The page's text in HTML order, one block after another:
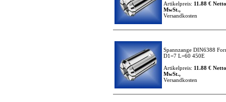
Artikelpreis: 11.88 €
MwSt.,
Versandkosten
Spannzange DIN6388
D1=7 L=60 450E
Artikelpreis: 11.88 €
MwSt.,
Versandkosten